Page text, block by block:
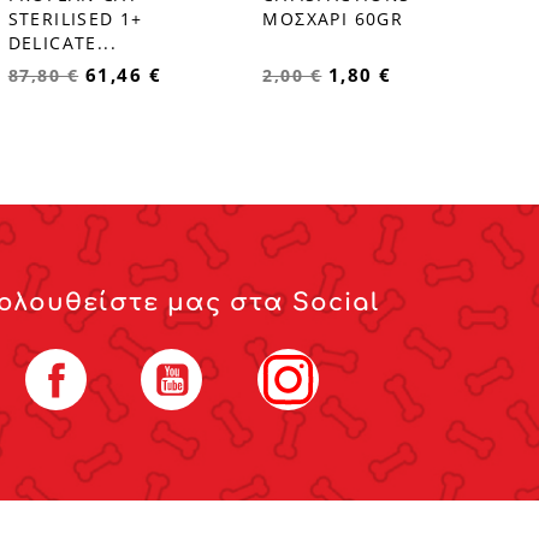
STERILISED 1+
DELICATE...
87,80 € 61,46 €
ΜΟΣΧΑΡΙ 60GR
2,00 € 1,80 €
μας στα Social
Facebook YouTube Instagram